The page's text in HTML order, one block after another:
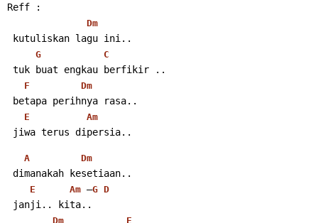
Reff :
Dm
kutuliskan lagu ini..
G C
tuk buat engkau berfikir ..
F Dm
betapa perihnya rasa..
E Am
jiwa terus dipersia..
A Dm
dimanakah kesetiaan..
E Am –G D
janji.. kita..
Dm E